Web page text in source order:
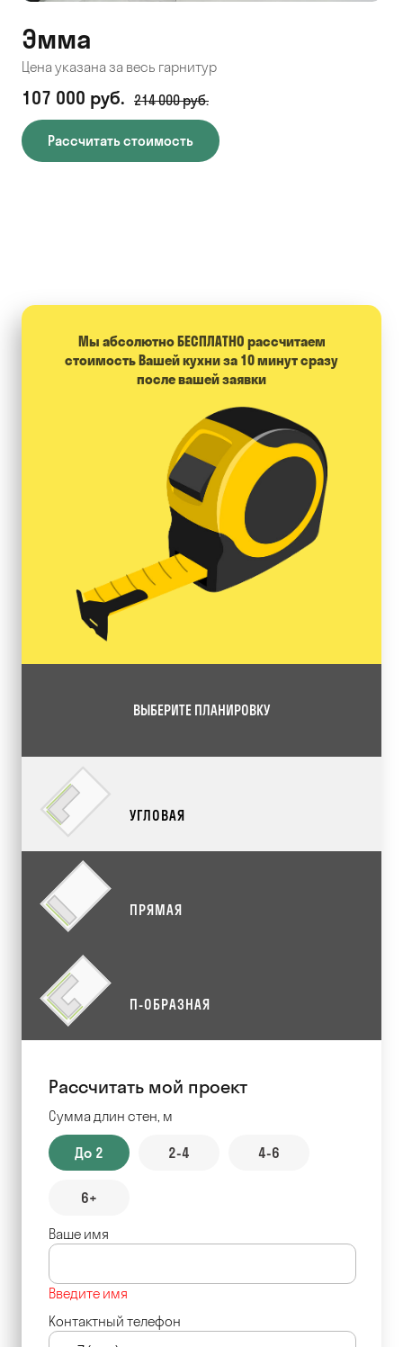
Эмма
Цена указана за весь гарнитур
107 000 руб. 214 000 руб.
Рассчитать стоимость
Мы абсолютно БЕСПЛАТНО расcчитаем
стоимость Вашей кухни за 10 минут сразу
после вашей заявки
ВЫБЕРИТЕ ПЛАНИРОВКУ
УГЛОВАЯ
ПРЯМАЯ
П-ОБРАЗНАЯ
Рассчитать мой проект
Сумма длин стен, м
До 2 2-4 4-6
6+
Ваше имя
Введите имя
Контактный телефон